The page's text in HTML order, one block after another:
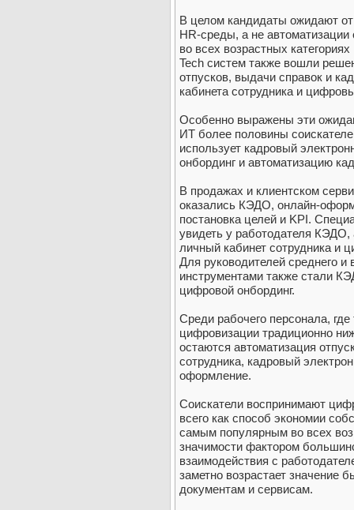
В целом кандидаты ожидают
HR-среды, а не автоматизации
во всех возрастных
Tech систем также вошли
отпусков, выдачи справок и
кабинета сотрудника и
Особенно выражены эти
ИТ более половины
использует кадровый
онбординг и автоматизацию
В продажах и клиентском
оказались КЭДО, онлайн-
постановка целей и KPI.
увидеть у работодателя
личный кабинет сотрудника и
Для руководителей среднего
инструментами также стали
цифровой онбординг.
Среди рабочего персонала,
цифровизации традиционно
остаются автоматизация
сотрудника, кадровый
оформление.
Соискатели воспринимают
всего как способ экономии
самым популярным во всех
значимости фактором
взаимодействия с
заметно возрастает значение
документам и сервисам.